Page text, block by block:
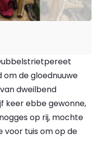
om de gloednuuwe
dweilbend
keer ebbe gewonne,
op rij, mochte
voor tuis om op de